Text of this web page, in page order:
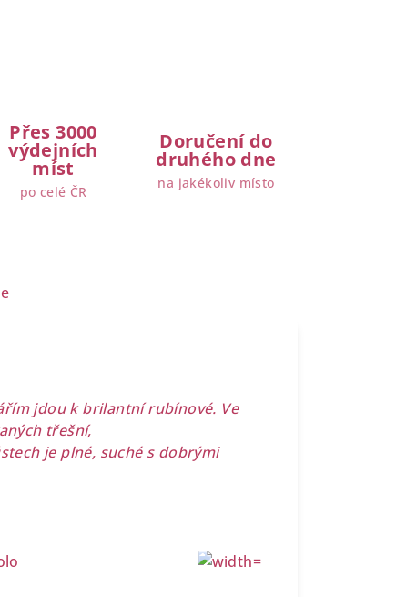
Přes 3000
výdejních
míst
po celé ČR
Doručení do
druhého dne
na jakékoliv místo
jdou k brilantní rubínové. Ve
třešní,
je plné, suché s dobrými